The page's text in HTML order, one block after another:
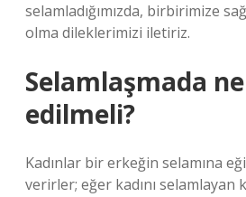
selamladığımızda, birbirimize
olma dileklerimizi iletiriz.
Selamlaşmada
edilmeli?
Kadınlar bir erkeğin selamına
verirler; eğer kadını selamlayan